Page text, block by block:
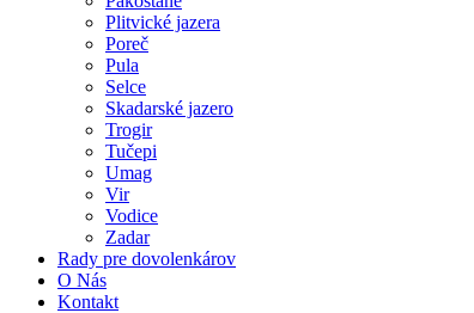
Plitvické jazera
Poreč
Pula
Selce
Skadarské jazero
Trogir
Tučepi
Umag
Vir
Vodice
Zadar
Rady pre dovolenkárov
O Nás
Kontakt